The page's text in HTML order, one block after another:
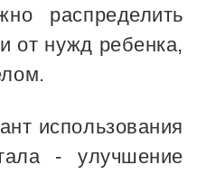
распределить
от нужд ребенка,
использования
- улучшение